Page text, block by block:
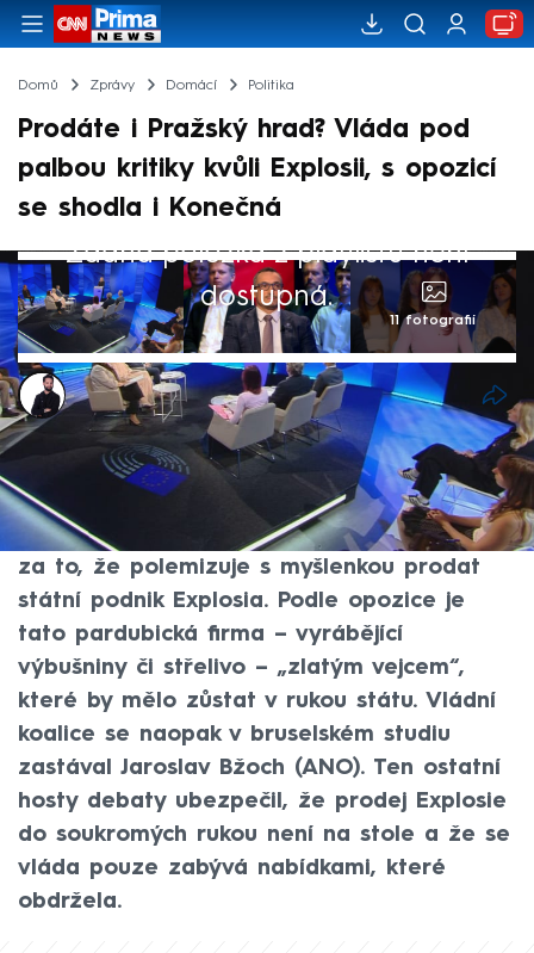
Domů Zprávy Domácí Politika
Prodáte i Pražský hrad? Vláda pod
palbou kritiky kvůli Explosii, s opozicí
se shodla i Konečná
Žádná položka z playlistu není
dostupná.
11 fotografií
Marek Veselý
11. čvn 2026, 20:01
Europoslanci z parlamentní i neparlamentní
opozice zkritizovali během evropského
speciálu CNN Prima NEWS v Bruselu vládu
za to, že polemizuje s myšlenkou prodat
státní podnik Explosia. Podle opozice je
tato pardubická firma – vyrábějící
výbušniny či střelivo – „zlatým vejcem“,
které by mělo zůstat v rukou státu. Vládní
koalice se naopak v bruselském studiu
zastával Jaroslav Bžoch (ANO). Ten ostatní
hosty debaty ubezpečil, že prodej Explosie
do soukromých rukou není na stole a že se
vláda pouze zabývá nabídkami, které
obdržela.